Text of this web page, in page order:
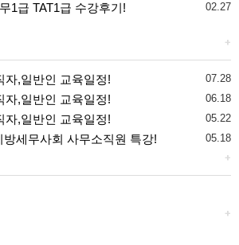
02.27
1급 TAT1급 수강후기!
+
07.28
자,일반인 교육일정!
06.18
자,일반인 교육일정!
05.22
자,일반인 교육일정!
05.18
세무사회 사무소직원 특강!
+
+